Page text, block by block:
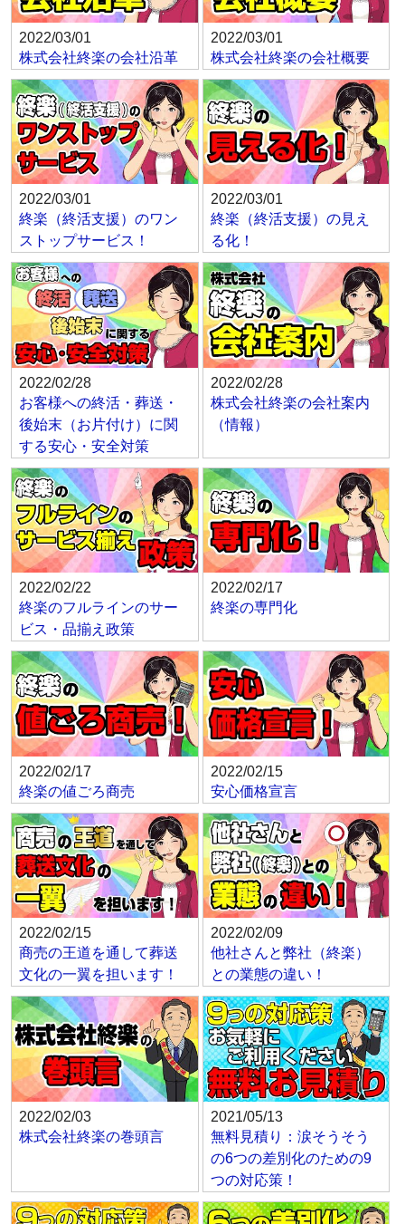
2022/03/01
株式会社終楽の会社沿革
2022/03/01
株式会社終楽の会社概要
2022/03/01
終楽（終活支援）のワン
ストップサービス！
2022/03/01
終楽（終活支援）の見え
る化！
2022/02/28
お客様への終活・葬送・
後始末（お片付け）に関
する安心・安全対策
2022/02/28
株式会社終楽の会社案内
（情報）
2022/02/22
終楽のフルラインのサー
ビス・品揃え政策
2022/02/17
終楽の専門化
2022/02/17
終楽の値ごろ商売
2022/02/15
安心価格宣言
2022/02/15
商売の王道を通して葬送
文化の一翼を担います！
2022/02/09
他社さんと弊社（終楽）
との業態の違い！
2022/02/03
株式会社終楽の巻頭言
2021/05/13
無料見積り：涙そうそう
の6つの差別化のための9
つの対応策！